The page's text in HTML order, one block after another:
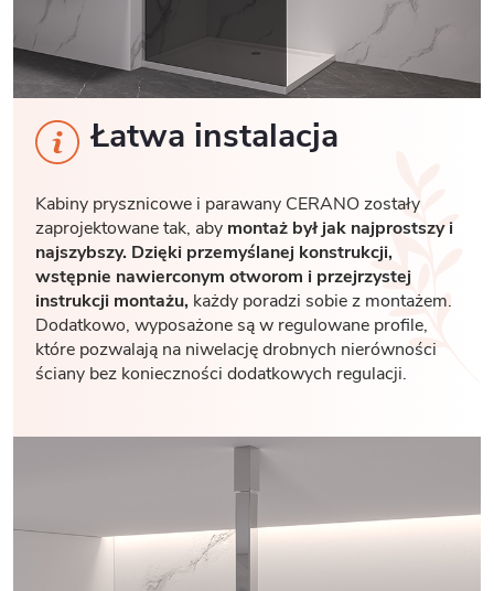
Łatwa instalacja
Kabiny prysznicowe i parawany CERANO zostały
zaprojektowane tak, aby montaż był jak najprostszy i
najszybszy. Dzięki przemyślanej konstrukcji,
wstępnie nawierconym otworom i przejrzystej
instrukcji montażu, każdy poradzi sobie z montażem.
Dodatkowo, wyposażone są w regulowane profile,
które pozwalają na niwelację drobnych nierówności
ściany bez konieczności dodatkowych regulacji.